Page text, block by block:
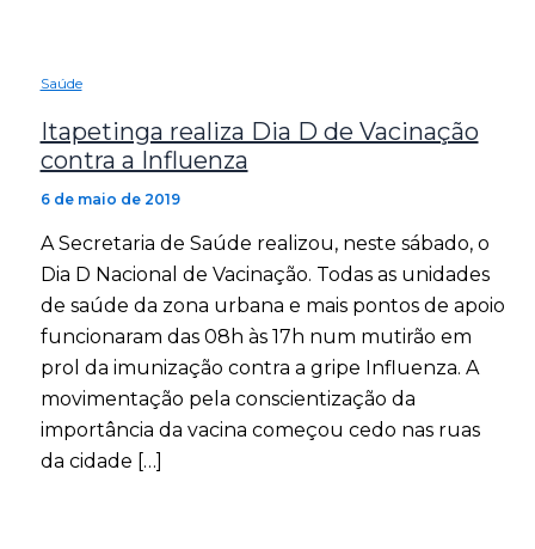
Saúde
Itapetinga realiza Dia D de Vacinação
contra a Influenza
6 de maio de 2019
A Secretaria de Saúde realizou, neste sábado, o
Dia D Nacional de Vacinação. Todas as unidades
de saúde da zona urbana e mais pontos de apoio
funcionaram das 08h às 17h num mutirão em
prol da imunização contra a gripe Influenza. A
movimentação pela conscientização da
importância da vacina começou cedo nas ruas
da cidade […]